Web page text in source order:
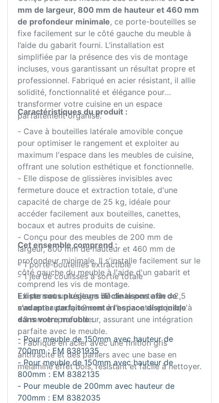
mm de largeur, 800 mm de hauteur et 460 mm
de profondeur minimale, ce porte-bouteilles se
fixe facilement sur le côté gauche du meuble à
l’aide du gabarit fourni. L’installation est
simplifiée par la présence des vis de montage
incluses, vous garantissant un résultat propre et
professionnel. Fabriqué en acier résistant, il allie
solidité, fonctionnalité et élégance pour
transformer votre cuisine en un espace
parfaitement organisé.
Caractéristiques du produit :
- Cave à bouteilles latérale amovible conçue
pour optimiser le rangement et exploiter au
maximum l'espace dans les meubles de cuisine,
offrant une solution esthétique et fonctionnelle.
- Elle dispose de glissières invisibles avec
fermeture douce et extraction totale, d'une
capacité de charge de 25 kg, idéale pour
accéder facilement aux bouteilles, canettes,
bocaux et autres produits de cuisine.
- Conçu pour des meubles de 200 mm de
largeur, 800 mm de hauteur et 460 mm de
profondeur minimale. Il s'installe facilement sur le
côté gauche du meuble à l'aide d'un gabarit et
comprend les vis de montage.
- Il permet un réglage 5D de la porte de ±2,5
mm en hauteur, ±2 mm en horizontal et jusqu'à
+3 mm en profondeur, assurant une intégration
parfaite avec le meuble.
- Fabriqué en acier avec une finition gris
anthracite et des paniers avec une base en
mélamine effet bois, résistant et facile à nettoyer.
Cet ensemble comprend :
- 1 porte-bouteilles extractible
- 1 jeu de coulisses à sortie totale
Existe sous plusieurs déclinaisons afin de
s'adapter parfaitement à l'espace disponible
dans votre meuble :
- Pour meuble de 150mm avec hauteur de
700mm : EM 8381935
- Pour meuble de 150mm avec hauteur de
800mm : EM 8382135
- Pour meuble de 200mm avec hauteur de
700mm : EM 8382035